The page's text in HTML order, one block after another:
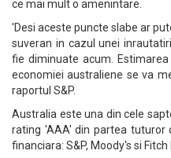
ce mai mult o amenintare.
'Desi aceste puncte slabe ar
suveran in cazul unei
fie diminuate acum.
economiei australiene se va
raportul S&P.
Australia este una din cele
rating 'AAA' din partea tuturor
financiara: S&P, Moody's si Fitch